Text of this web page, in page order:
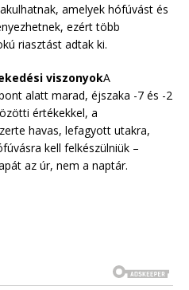
amelyek hófúvást és
ezért több
riasztást adtak ki.
viszonyokA
alatt marad, éjszaka -7 és -2
értékekkel, a
havas, lefagyott utakra,
kell felkészülniük –
az úr, nem a naptár.